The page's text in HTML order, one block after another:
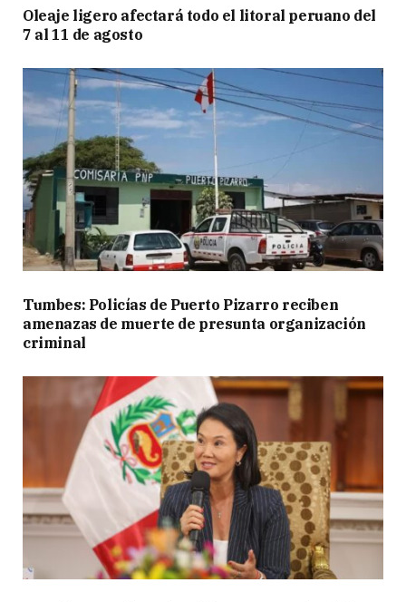
Oleaje ligero afectará todo el litoral peruano del
7 al 11 de agosto
Tumbes: Policías de Puerto Pizarro reciben
amenazas de muerte de presunta organización
criminal